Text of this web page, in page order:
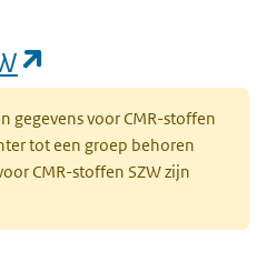
gegevens voor CMR-stoffen
tot een groep behoren
CMR-stoffen SZW zijn